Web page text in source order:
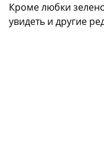
Кроме любки
увидеть и другие